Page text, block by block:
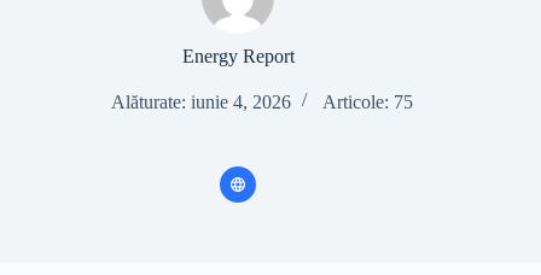
Energy Report
Alăturate: iunie 4, 2026 Articole: 75